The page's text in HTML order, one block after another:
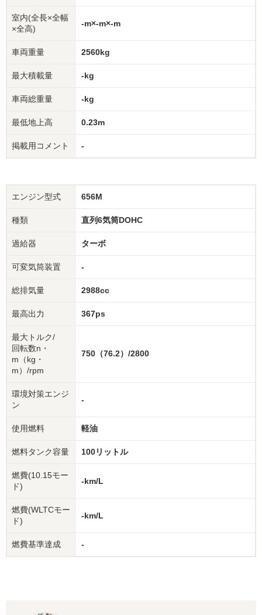
室内(全長×全幅
×全高)
-m×-m×-m
車両重量 2560kg
最大積載量 -kg
車両総重量 -kg
最低地上高 0.23m
掲載用コメント -
エンジン型式 656M
種類 直列6気筒DOHC
過給器 ターボ
可変気筒装置 -
総排気量 2988cc
最高出力 367ps
最大トルク/
回転数n・
m（kg・
m）/rpm
750（76.2）/2800
環境対策エンジ
ン
-
使用燃料 軽油
燃料タンク容量 100リットル
燃費(10.15モー
ド)
-km/L
燃費(WLTCモー
ド)
-km/L
燃費基準達成 -